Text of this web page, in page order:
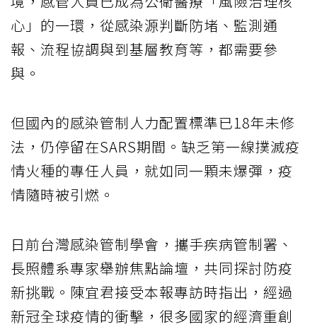
心」的一環，從感染源判斷防堵、監測通
報、流程協調與到基層教育等，都需要參
與。
但國內的感染管制人力配置標準已18年未修
法，仍停留在SARS期間。缺乏第一線撲滅疫
情火種的專任人員，就如同一顆未爆彈，疫
情隨時被引燃。
日前台灣感染管制學會，攜手疾病管制署、
長照體系專家舉辦焦點論壇，共同探討防疫
新挑戰。陳宜君接受本報專訪時指出，經過
新冠全球疫情的衝擊，很多國家的經濟重創